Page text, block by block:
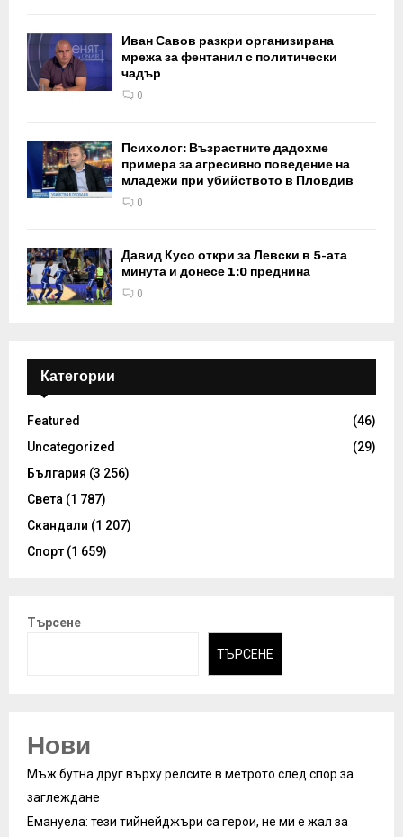
Иван Савов разкри организирана
мрежа за фентанил с политически
чадър
0
Психолог: Възрастните дадохме
примера за агресивно поведение на
младежи при убийството в Пловдив
0
Давид Кусо откри за Левски в 5-ата
минута и донесе 1:0 преднина
0
Категории
Featured
(46)
Uncategorized
(29)
България (3 256)
Света (1 787)
Скандали (1 207)
Спорт (1 659)
Търсене
ТЪРСЕНЕ
Нови
Мъж бутна друг върху релсите в метрото след спор за
заглеждане
Емануела: тези тийнейджъри са герои, не ми е жал за